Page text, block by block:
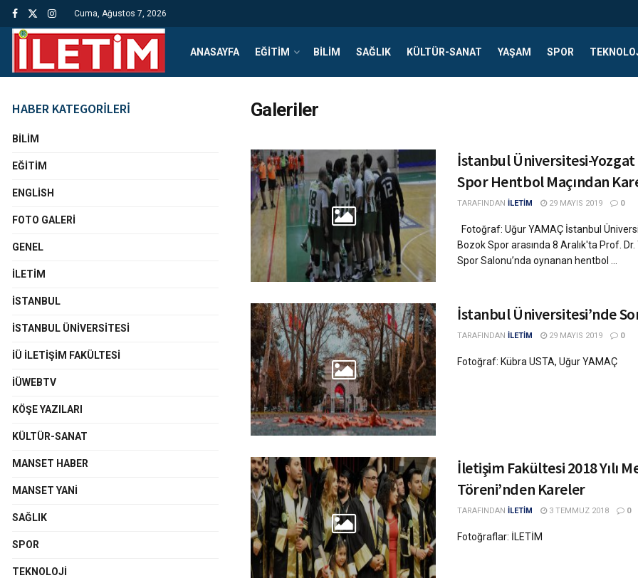
Cuma, Ağustos 7, 2026
ANASAYFA EĞITIM BILIM SAĞLIK KÜLTÜR-SANAT YAŞAM SPOR
Galeriler
İstanbul Üniversitesi-
Spor Hentbol Maçından
TARAFINDAN İLETİM 29 MAYIS 2019 0
Fotoğraf: Uğur YAMAÇ İstanbul
Bozok Spor arasında 8 Aralık'ta Prof.
Spor Salonu’nda oynanan hentbol ...
İstanbul Üniversitesi’nde
TARAFINDAN İLETİM 29 MAYIS 2019 0
Fotoğraf: Kübra USTA, Uğur YAMAÇ
İletişim Fakültesi 2018 Yılı
Töreni’nden Kareler
TARAFINDAN İLETİM 3 TEMMUZ 2018 0
Fotoğraflar: İLETİM
HABER KATEGORİLERİ
BILIM
EĞITIM
ENGLISH
FOTO GALERI
GENEL
İLETIM
İSTANBUL
İSTANBUL ÜNIVERSITESI
İÜ İLETIŞIM FAKÜLTESI
İÜWEBTV
KÖŞE YAZILARI
KÜLTÜR-SANAT
MANSET HABER
MANSET YANI
SAĞLIK
SPOR
TEKNOLOJI